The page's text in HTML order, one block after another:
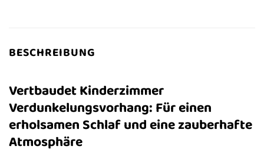
BESCHREIBUNG
Vertbaudet Kinderzimmer
Verdunkelungsvorhang: Für einen
erholsamen Schlaf und eine zauberhafte
Atmosphäre